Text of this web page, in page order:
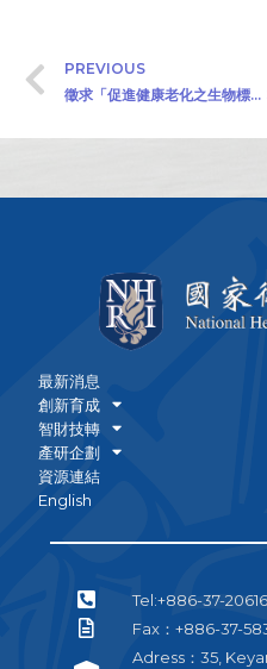
PREVIOUS
徵求「促進健康老化之生物標記開發與預測模型研究」產學合作廠商(2024/6/6)
最新消息
創新育成
智財技轉
產研企劃
資源連結
English
Tel:+886-37-
Fax：+886-37-
Adress：35,